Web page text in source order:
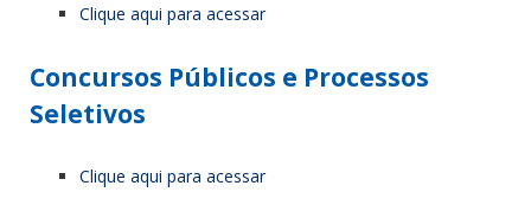
Clique aqui para acessar
Concursos Públicos e Processos
Seletivos
Clique aqui para acessar